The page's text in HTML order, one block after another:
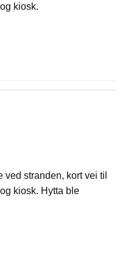
kiosk.
stranden, kort vei til
kiosk. Hytta ble